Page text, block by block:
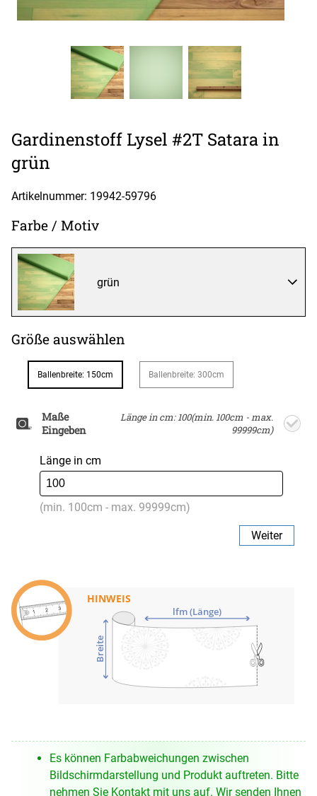
Gardinenstoff Lysel #2T Satara in
grün
Artikelnummer: 19942-59796
Farbe / Motiv
grün
Größe auswählen
Ballenbreite: 150cm Ballenbreite: 300cm
Maße
Eingeben
Länge in cm: 100(min. 100cm - max.
99999cm)
Länge in cm
(min. 100cm - max. 99999cm)
Weiter
lfm (Länge)
Breite
HINWEIS
Es können Farbabweichungen zwischen
Bildschirmdarstellung und Produkt auftreten. Bitte
nehmen Sie Kontakt mit uns auf. Wir senden Ihnen